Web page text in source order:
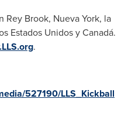
Rey Brook, Nueva York, la
Estados Unidos y Canadá.
.
527190/LLS_Kickball